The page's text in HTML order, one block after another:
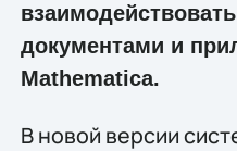
документами и
Mathematica.
В новой версии